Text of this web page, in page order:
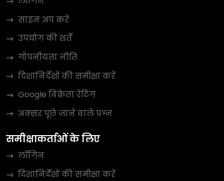
साइन अप करें
उपयोग की शर्तें
गोपनीयता नीति
दिशानिर्देशों की समीक्षा करें
Google विक्रेता रेटिंग
अक्सर पूछे जाने वाले प्रश्न
समीक्षाकर्ताओं के लिए
लॉगिन
दिशानिर्देशों की समीक्षा करें